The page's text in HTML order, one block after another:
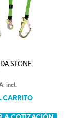
STONE
incl.
CARRITO